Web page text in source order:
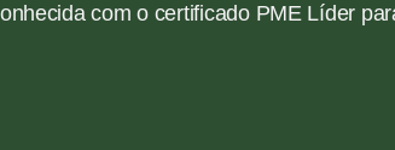
com o certificado PME Líder